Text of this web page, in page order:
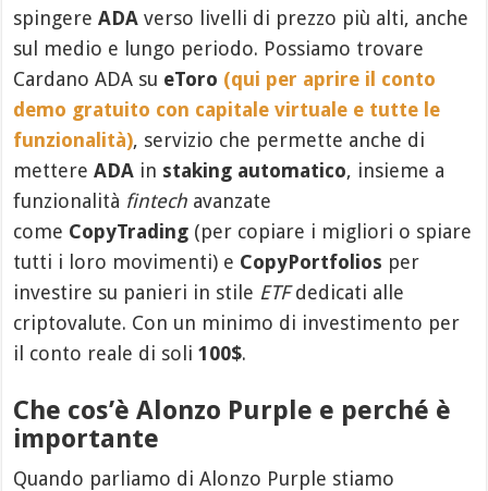
spingereADA verso livelli di prezzo più alti, anche
sul medio e lungo periodo. Possiamo trovare
Cardano ADA su eToro (qui per aprire il conto
demo gratuito con capitale virtuale e tutte le
funzionalità), servizio che permette anche di
mettereADA in staking automatico, insieme a
funzionalità fintech avanzate
come CopyTrading (per copiare i migliori o spiare
tutti i loro movimenti) e CopyPortfolios per
investire su panieri in stile ETFdedicati alle
criptovalute. Con un minimo di investimento per
il conto reale di soli100$.
Che cos’è Alonzo Purple e perché è
importante
Quando parliamo di Alonzo Purple stiamo